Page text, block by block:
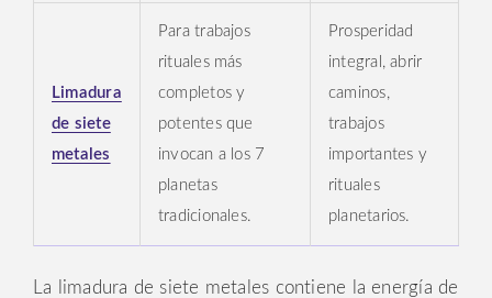
Limadura
de siete
metales
Para trabajos
rituales más
completos y
potentes que
invocan a los 7
planetas
tradicionales.
Prosperidad
integral, abrir
caminos,
trabajos
importantes y
rituales
planetarios.
La limadura de siete metales contiene la energía de